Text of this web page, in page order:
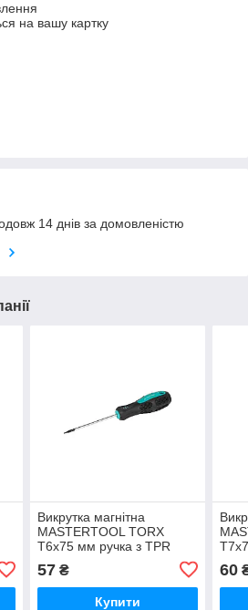
на вашу картку
14 днів за домовленістю
Викрутка магнітна
MASTERTOOL TORX
T6х75 мм ручка з TPR
57₴
Купити
60